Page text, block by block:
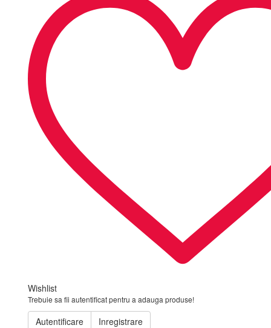
Wishlist
Trebuie sa fii autentificat pentru a adauga produse!
Autentificare Inregistrare